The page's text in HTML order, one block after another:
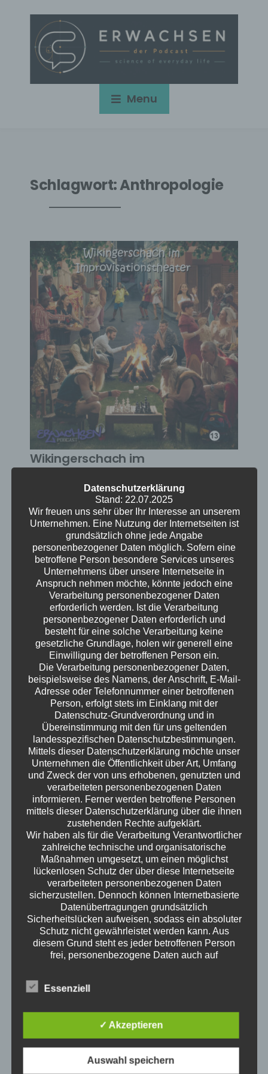
Menu
Schlagwort:Anthropologie
Wikingerschach im
Sollten wir dankbar für psychische
Verletzungen sein? Lieber Lagerfeuer als
Fernsehen? Sind Noten in der Schule gerecht?
Haben wir eine Wahl bei der Wahl? Ute und
Kristof sind an den ganz großen Fragen dran.
Was ist ein Osmosekraftwerk und welche
einsatzbereiten Methoden zur Energiewende
gibt es heute? Wie geht Selbstfürsorge schon
in der Schule?Außerdem gibt es
Geburtstagsgeschenke und ein
Familiengeheimnis noch obendrauf.
Erwachsen – der Podcast
science of everyday life
Wann ist man erwachsen? Wenn man an der
Wursttheke keine Wurst mehr auf die Hand
angeboten bekommt? Wenn man spät abends
Erwachsen sein? Welche Themen interessieren
Erwachsene? Kristof ist ausgewiesener
Neue Episoden
Klimawandel für Erwachsene
4. August 2026
Datenschutzerklärung
Stand: 22.07.2025
Wir freuen uns sehr über Ihr Interesse an unserem
Unternehmen. Eine Nutzung der Internetseiten ist
grundsätzlich ohne jede Angabe
personenbezogener Daten möglich. Sofern eine
betroffene Person besondere Services unseres
Unternehmens über unsere Internetseite in
Anspruch nehmen möchte, könnte jedoch eine
Verarbeitung personenbezogener Daten
erforderlich werden. Ist die Verarbeitung
personenbezogener Daten erforderlich und
besteht für eine solche Verarbeitung keine
gesetzliche Grundlage, holen wir generell eine
Einwilligung der betroffenen Person ein.
Die Verarbeitung personenbezogener Daten,
beispielsweise des Namens, der Anschrift, E-Mail-
Adresse oder Telefonnummer einer betroffenen
Person, erfolgt stets im Einklang mit der
Datenschutz-Grundverordnung und in
Übereinstimmung mit den für uns geltenden
landesspezifischen Datenschutzbestimmungen.
Mittels dieser Datenschutzerklärung möchte unser
Unternehmen die Öffentlichkeit über Art, Umfang
und Zweck der von uns erhobenen, genutzten und
verarbeiteten personenbezogenen Daten
informieren. Ferner werden betroffene Personen
mittels dieser Datenschutzerklärung über die ihnen
zustehenden Rechte aufgeklärt.
Wir haben als für die Verarbeitung Verantwortlicher
zahlreiche technische und organisatorische
Maßnahmen umgesetzt, um einen möglichst
lückenlosen Schutz der über diese Internetseite
verarbeiteten personenbezogenen Daten
sicherzustellen. Dennoch können Internetbasierte
Datenübertragungen grundsätzlich
Sicherheitslücken aufweisen, sodass ein absoluter
Schutz nicht gewährleistet werden kann. Aus
diesem Grund steht es jeder betroffenen Person
frei, personenbezogene Daten auch auf
Die Datenschutzerklärung beruht auf den
Begrifflichkeiten, die durch den Europäischen
Richtlinien- und Verordnungsgeber beim Erlass
der Datenschutz-Grundverordnung (DS-GVO)
verwendet wurden. Unsere Datenschutzerklärung
Essenziell
✓ Akzeptieren
Auswahl speichern